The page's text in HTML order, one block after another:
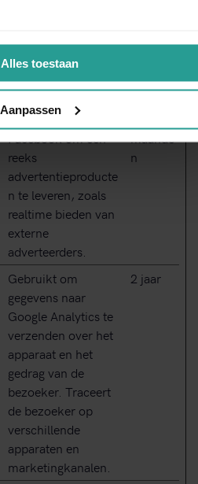
Alles toestaan
Aanpassen
embedded inhoud bij
te houden.
Gebruikt door
Facebook om een
reeks
advertentieproducte
n te leveren, zoals
realtime bieden van
externe
adverteerders.
maande
n
Gebruikt om
gegevens naar
Google Analytics te
verzenden over het
apparaat en het
gedrag van de
bezoeker. Traceert
de bezoeker op
verschillende
apparaten en
marketingkanalen.
2 jaar